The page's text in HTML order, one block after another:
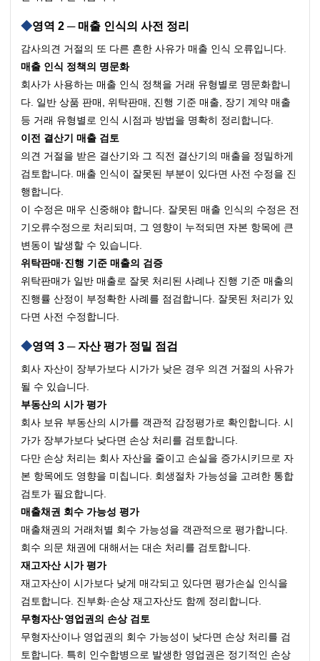
영역 2 ─ 매출 인식의 사전 정리
감사의견 거절의 또 다른 흔한 사유가 매출 인식 오류입니다.
매출 인식 정책의 명문화
회사가 사용하는 매출 인식 정책을 거래 유형별로 명문화합니
다. 일반 상품 판매, 위탁판매, 진행 기준 매출, 장기 계약 매출
등 거래 유형별로 인식 시점과 방법을 명확히 정리합니다.
이전 결산기 매출 검토
의견 거절을 받은 결산기와 그 직전 결산기의 매출을 정밀하게
검토합니다. 매출 인식이 잘못된 부분이 있다면 사전 수정을 진
행합니다.
이 수정은 매우 신중해야 합니다. 잘못된 매출 인식의 수정은 전
기오류수정으로 처리되며, 그 영향이 누적되면 자본 항목에 큰
변동이 발생할 수 있습니다.
위탁판매·진행 기준 매출의 검증
위탁판매가 일반 매출로 잘못 처리된 사례나 진행 기준 매출의
진행률 산정이 부정확한 사례를 점검합니다. 잘못된 처리가 있
다면 사전 수정합니다.
영역 3 ─ 자산 평가 정밀 점검
회사 자산이 장부가보다 시가가 낮은 경우 의견 거절의 사유가
될 수 있습니다.
부동산의 시가 평가
회사 보유 부동산의 시가를 객관적 감정평가로 확인합니다. 시
가가 장부가보다 낮다면 손상 처리를 검토합니다.
다만 손상 처리는 회사 자산을 줄이고 손실을 증가시키므로 자
본 항목에도 영향을 미칩니다. 회생절차 가능성을 고려한 통합
검토가 필요합니다.
매출채권 회수 가능성 평가
매출채권의 거래처별 회수 가능성을 객관적으로 평가합니다.
회수 의문 채권에 대해서는 대손 처리를 검토합니다.
재고자산 시가 평가
재고자산이 시가보다 낮게 매각되고 있다면 평가손실 인식을
검토합니다. 진부화·손상 재고자산도 함께 정리합니다.
무형자산·영업권의 손상 검토
무형자산이나 영업권의 회수 가능성이 낮다면 손상 처리를 검
토합니다. 특히 인수합병으로 발생한 영업권은 정기적인 손상